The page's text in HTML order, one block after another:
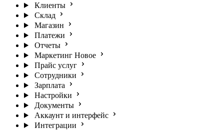
Клиенты
Склад
Магазин
Платежи
Отчеты
Маркетинг Новое
Прайс услуг
Сотрудники
Зарплата
Настройки
Документы
Аккаунт и интерфейс
Интеграции